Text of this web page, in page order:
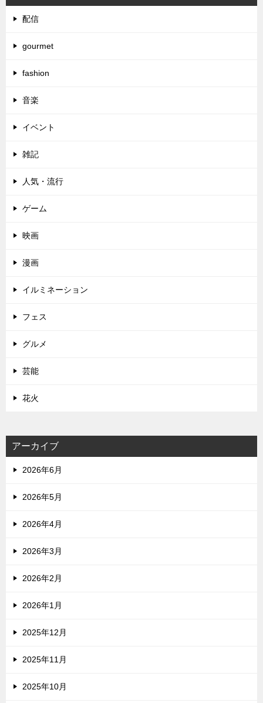
配信
gourmet
fashion
音楽
イベント
雑記
人気・流行
ゲーム
映画
漫画
イルミネーション
フェス
グルメ
芸能
花火
アーカイブ
2026年6月
2026年5月
2026年4月
2026年3月
2026年2月
2026年1月
2025年12月
2025年11月
2025年10月